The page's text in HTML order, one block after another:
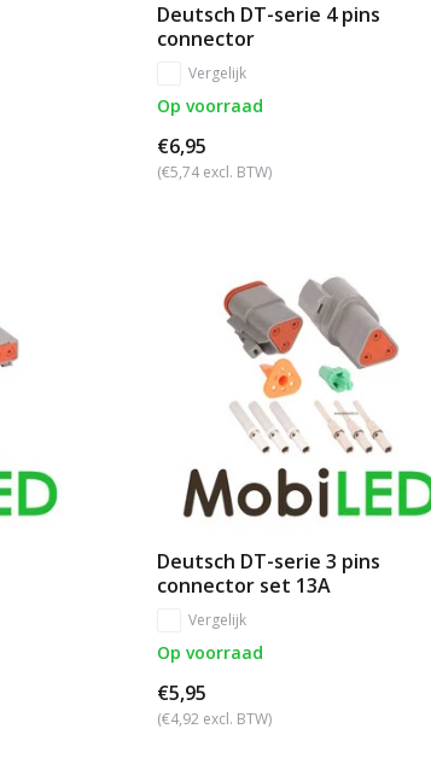
Deutsch DT-serie 4 pins
connector
Vergelijk
Op voorraad
€6,95
(€5,74 excl. BTW)
Deutsch DT-serie 3 pins
connector set 13A
Vergelijk
Op voorraad
€5,95
(€4,92 excl. BTW)